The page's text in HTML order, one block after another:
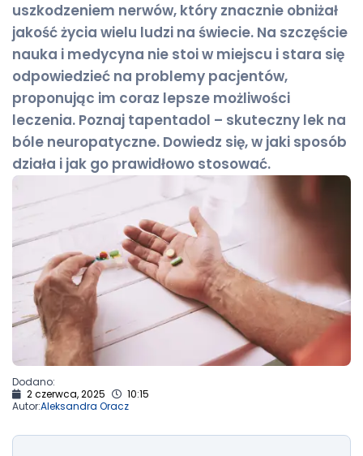
uszkodzeniem nerwów, który znacznie obniżał
jakość życia wielu ludzi na świecie. Na szczęście
nauka i medycyna nie stoi w miejscu i stara się
odpowiedzieć na problemy pacjentów,
proponując im coraz lepsze możliwości
leczenia. Poznaj tapentadol – skuteczny lek na
bóle neuropatyczne. Dowiedz się, w jaki sposób
działa i jak go prawidłowo stosować.
Dodano:
2 czerwca, 2025
10:15
Autor:Aleksandra Oracz